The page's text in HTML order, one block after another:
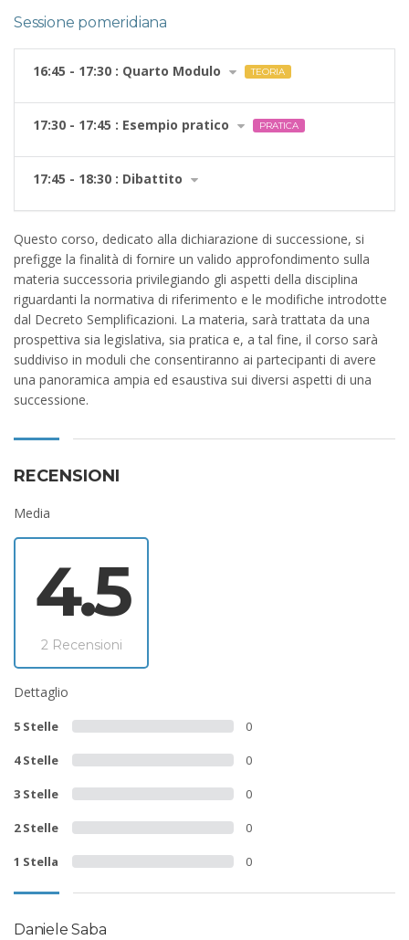
Sessione pomeridiana
16:45 - 17:30 : Quarto Modulo TEORIA
17:30 - 17:45 : Esempio pratico PRATICA
17:45 - 18:30 : Dibattito
Questo corso, dedicato alla dichiarazione di successione, si
prefigge la finalità di fornire un valido approfondimento sulla
materia successoria privilegiando gli aspetti della disciplina
riguardanti la normativa di riferimento e le modifiche introdotte
dal Decreto Semplificazioni. La materia, sarà trattata da una
prospettiva sia legislativa, sia pratica e, a tal fine, il corso sarà
suddiviso in moduli che consentiranno ai partecipanti di avere
una panoramica ampia ed esaustiva sui diversi aspetti di una
successione.
RECENSIONI
Media
4.5
2 Recensioni
Dettaglio
5 Stelle 0
4 Stelle 0
3 Stelle 0
2 Stelle 0
1 Stella 0
Daniele Saba